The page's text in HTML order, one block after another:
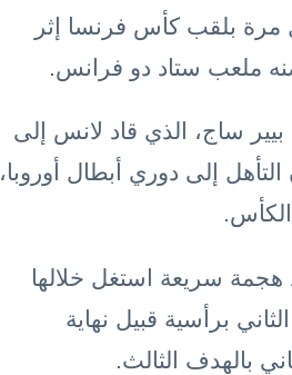
مرة بلقب كأس فرنسا إثر
.
بيير ساج، الذي قاد لانس إلى
إلى دوري أبطال أوروبا،
.
توفان التسجيل في الدقيقة 25 بعد هجمة سريعة استغل خلالها
برأسية قبيل نهاية
بالهدف الثالث.